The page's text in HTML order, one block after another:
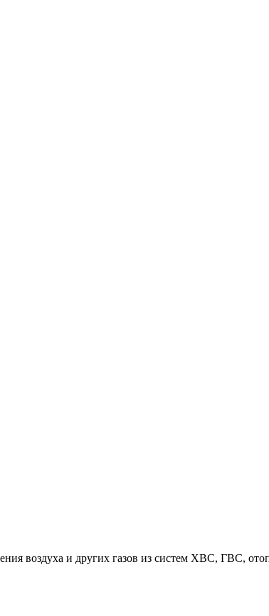
воздуха и других газов из систем ХВС, ГВС,